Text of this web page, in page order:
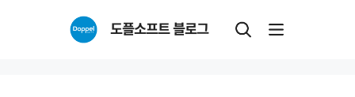
도플소프트 블로그